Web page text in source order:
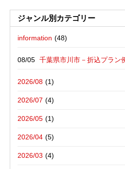
ジャンル別カテゴリー
information
折込広告配布プラン
最近の投稿
千葉県市川市－折込プラン
千葉県松戸市－折込プラン
愛媛県松山市－折込プラン
栃木県宇都宮市－折込プラ
東京都八王子市－折込プラ
バックナンバー
2026/08
2026/07
2026/05
2026/04
2026/03
デザイン・チラシ・
一括でお受けする折